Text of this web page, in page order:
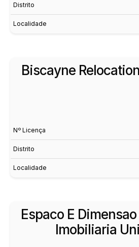
Distrito
Localidade
Biscayne
Nº Licença
Distrito
Localidade
Espaco E
Imobiliaria